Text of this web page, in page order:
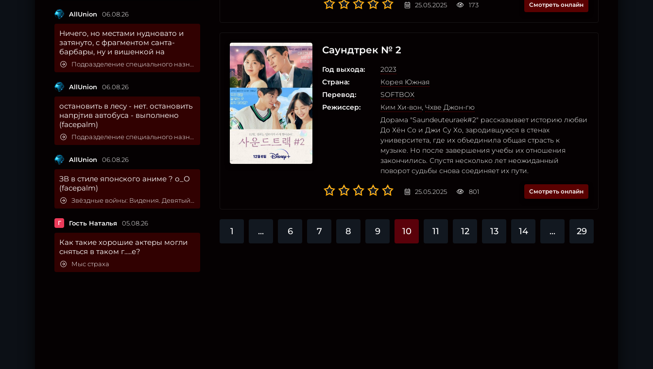
AllUnion 06.08.26
Ничего, но местами нудновато и
затянуто, с фрагментом санта-
барбары, ну и вишенкой на
Подразделение специального назначения
AllUnion 06.08.26
остановить в лесу - нет. остановить
напрjтив автобуса - выполнено
(facepalm)
Подразделение специального назначения
AllUnion 06.08.26
ЗВ в стиле японского аниме ? о_О
(facepalm)
Звёздные войны: Видения. Девятый джедай
Г Гость Наталья 05.08.26
Как такие хорошие актеры могли
сняться в таком г.....е?
Мыс страха
25.05.2025 173 Смотреть онлайн
Саундтрек № 2
Год выхода:
2023
Страна:
Корея Южная
Перевод:
SOFTBOX
Режиссер:
Ким Хи-вон, Чхве Джон-гю
Дорама "Saundeuteuraek#2" рассказывает историю любви
До Хён Со и Джи Су Хо, зародившуюся в стенах
университета, где их объединила общая страсть к
музыке. Но после завершения учебы их отношения
закончились. Спустя несколько лет неожиданный
поворот судьбы снова соединяет их пути.
25.05.2025 801 Смотреть онлайн
1 ... 6 7 8 9 10 11 12 13 14 ... 29